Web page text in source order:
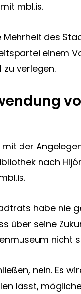
mbl.is.
des
einem
verlegen.
der
nach
habe nie
über seine
nicht
nein. Es
lässt,